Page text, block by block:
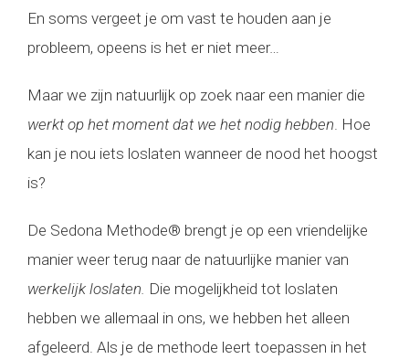
En soms vergeet je om vast te houden aan je
probleem, opeens is het er niet meer…
Maar we zijn natuurlijk op zoek naar een manier die
werkt op het moment dat we het nodig hebben. Hoe
kan je nou iets loslaten wanneer de nood het hoogst
is?
De Sedona Methode® brengt je op een vriendelijke
manier weer terug naar de natuurlijke manier van
werkelijk loslaten. Die mogelijkheid tot loslaten
hebben we allemaal in ons, we hebben het alleen
afgeleerd. Als je de methode leert toepassen in het